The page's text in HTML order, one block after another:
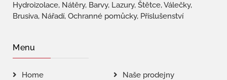
Hydroizolace, Nátěry, Barvy, Lazury, Štětce, Válečky,
Brusiva, Nářadí, Ochranné pomůcky, Příslušenství
Menu
Home
Naše prodejny